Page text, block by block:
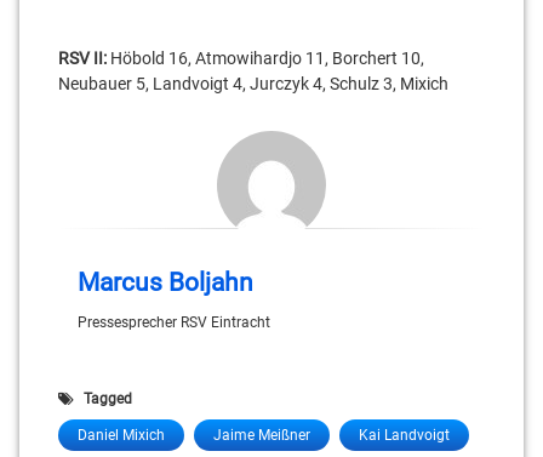
RSV II: Höbold 16, Atmowihardjo 11, Borchert 10,
Neubauer 5, Landvoigt 4, Jurczyk 4, Schulz 3, Mixich
Marcus Boljahn
Pressesprecher RSV Eintracht
Tagged
Daniel Mixich Jaime Meißner Kai Landvoigt